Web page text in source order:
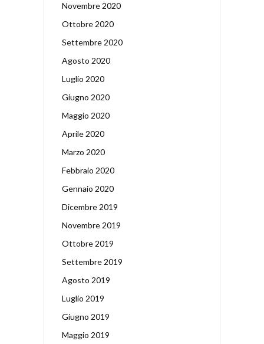
Novembre 2020
Ottobre 2020
Settembre 2020
Agosto 2020
Luglio 2020
Giugno 2020
Maggio 2020
Aprile 2020
Marzo 2020
Febbraio 2020
Gennaio 2020
Dicembre 2019
Novembre 2019
Ottobre 2019
Settembre 2019
Agosto 2019
Luglio 2019
Giugno 2019
Maggio 2019